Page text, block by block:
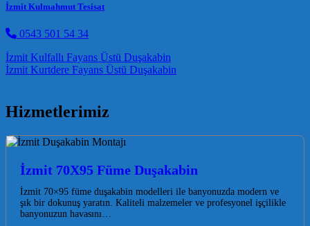
İzmit Kulmahmut Tesisat
0543 501 54 34
Post navigation
İzmit Kulfallı Fayans Üstü Duşakabin
İzmit Kurtdere Fayans Üstü Duşakabin
Hizmetlerimiz
İzmit 70X95 Füme Duşakabin
İzmit 70×95 füme duşakabin modelleri ile banyonuzda modern ve
şık bir dokunuş yaratın. Kaliteli malzemeler ve profesyonel işçilikle
banyonuzun havasını…